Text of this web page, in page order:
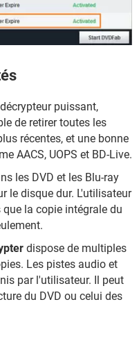
puissant,
de retirer toutes les
récentes, et une bonne
AACS, UOPS et BD-Live.
les DVD et les Blu-ray
le disque dur. L'utilisateur
la copie intégrale du
dispose de multiples
Les pistes audio et
par l'utilisateur. Il peut
du DVD ou celui des